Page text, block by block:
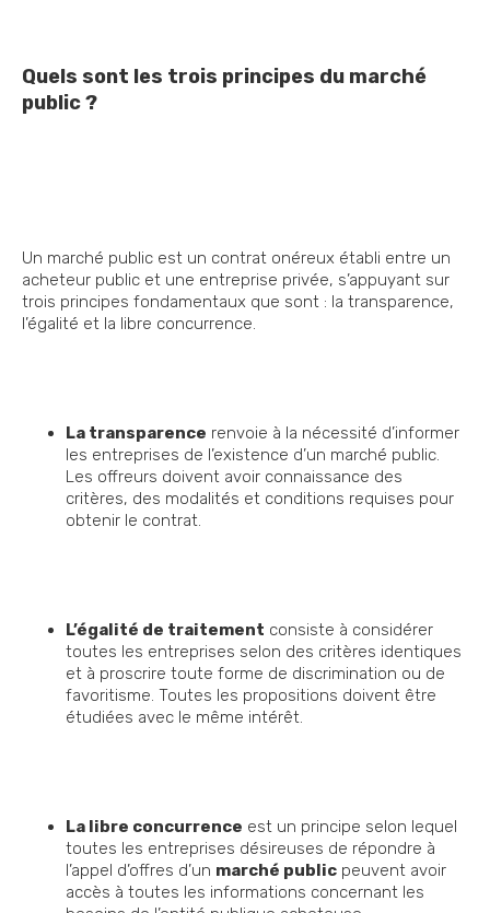
Quels sont les trois principes du marché
public ?
Un marché public est un contrat onéreux établi entre un
acheteur public et une entreprise privée, s’appuyant sur
trois principes fondamentaux que sont : la transparence,
l’égalité et la libre concurrence.
La transparence renvoie à la nécessité d’informer
les entreprises de l’existence d’un marché public.
Les offreurs doivent avoir connaissance des
critères, des modalités et conditions requises pour
obtenir le contrat.
L’égalité de traitement consiste à considérer
toutes les entreprises selon des critères identiques
et à proscrire toute forme de discrimination ou de
favoritisme. Toutes les propositions doivent être
étudiées avec le même intérêt.
La libre concurrence est un principe selon lequel
toutes les entreprises désireuses de répondre à
l’appel d’offres d’un marché public peuvent avoir
accès à toutes les informations concernant les